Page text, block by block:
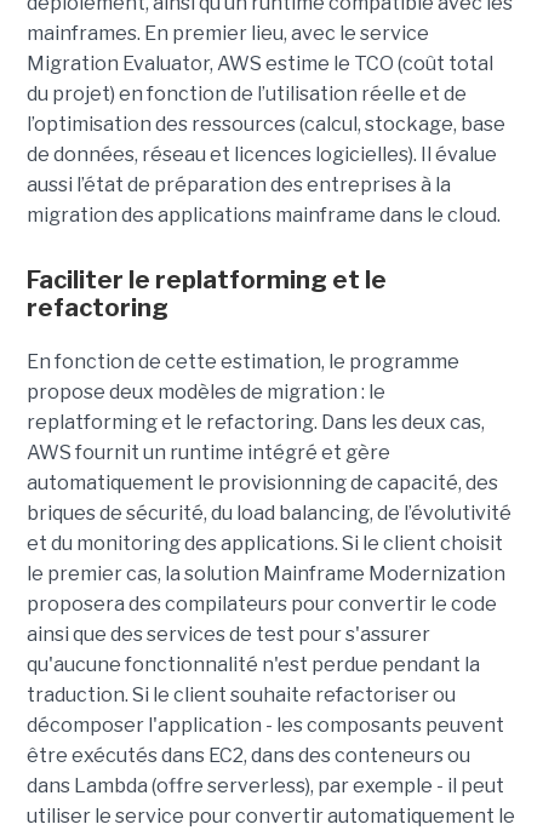
mainframes. En premier lieu, avec le service
Migration Evaluator, AWS estime le TCO (coût total
du projet) en fonction de l’utilisation réelle et de
l’optimisation des ressources (calcul, stockage, base
de données, réseau et licences logicielles). Il évalue
aussi l’état de préparation des entreprises à la
migration des applications mainframe dans le cloud.
Faciliter le replatforming et le
refactoring
En fonction de cette estimation, le programme
propose deux modèles de migration : le
replatforming et le refactoring. Dans les deux cas,
AWS fournit un runtime intégré et gère
automatiquement le provisionning de capacité, des
briques de sécurité, du load balancing, de l’évolutivité
et du monitoring des applications. Si le client choisit
le premier cas, la solution Mainframe Modernization
proposera des compilateurs pour convertir le code
ainsi que des services de test pour s'assurer
qu'aucune fonctionnalité n'est perdue pendant la
traduction. Si le client souhaite refactoriser ou
décomposer l'application - les composants peuvent
être exécutés dans EC2, dans des conteneurs ou
dans Lambda (offre serverless), par exemple - il peut
utiliser le service pour convertir automatiquement le